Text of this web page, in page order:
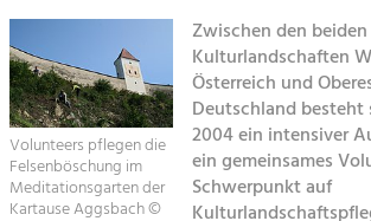
Impressum
Sitemap
Kontakt
Kulturlandschaft.
Tourismus
Angebotsentwicklung und
Positionierung.
Kunst & Kultur
Handwerk, Wissenschaft und Forschung.
Volunteers pflegen die
Felsenböschung im
Meditationsgarten der
Kartause Aggsbach ©
Zwischen den
Kulturlandschaften
Österreich und
Deutschland besteht
2004 ein intensiver
ein gemeinsames
Schwerpunkt auf